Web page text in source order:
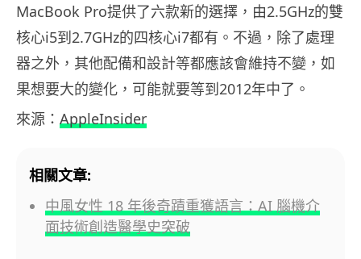
MacBook Pro提供了六款新的選擇，由2.5GHz的雙
核心i5到2.7GHz的四核心i7都有。不過，除了處理
器之外，其他配備和設計等都應該會維持不變，如
果想要大的變化，可能就要等到2012年中了。
來源： AppleInsider
相關文章:
中風女性 18 年後奇蹟重獲語言：AI 腦機介
面技術創造醫學史突破